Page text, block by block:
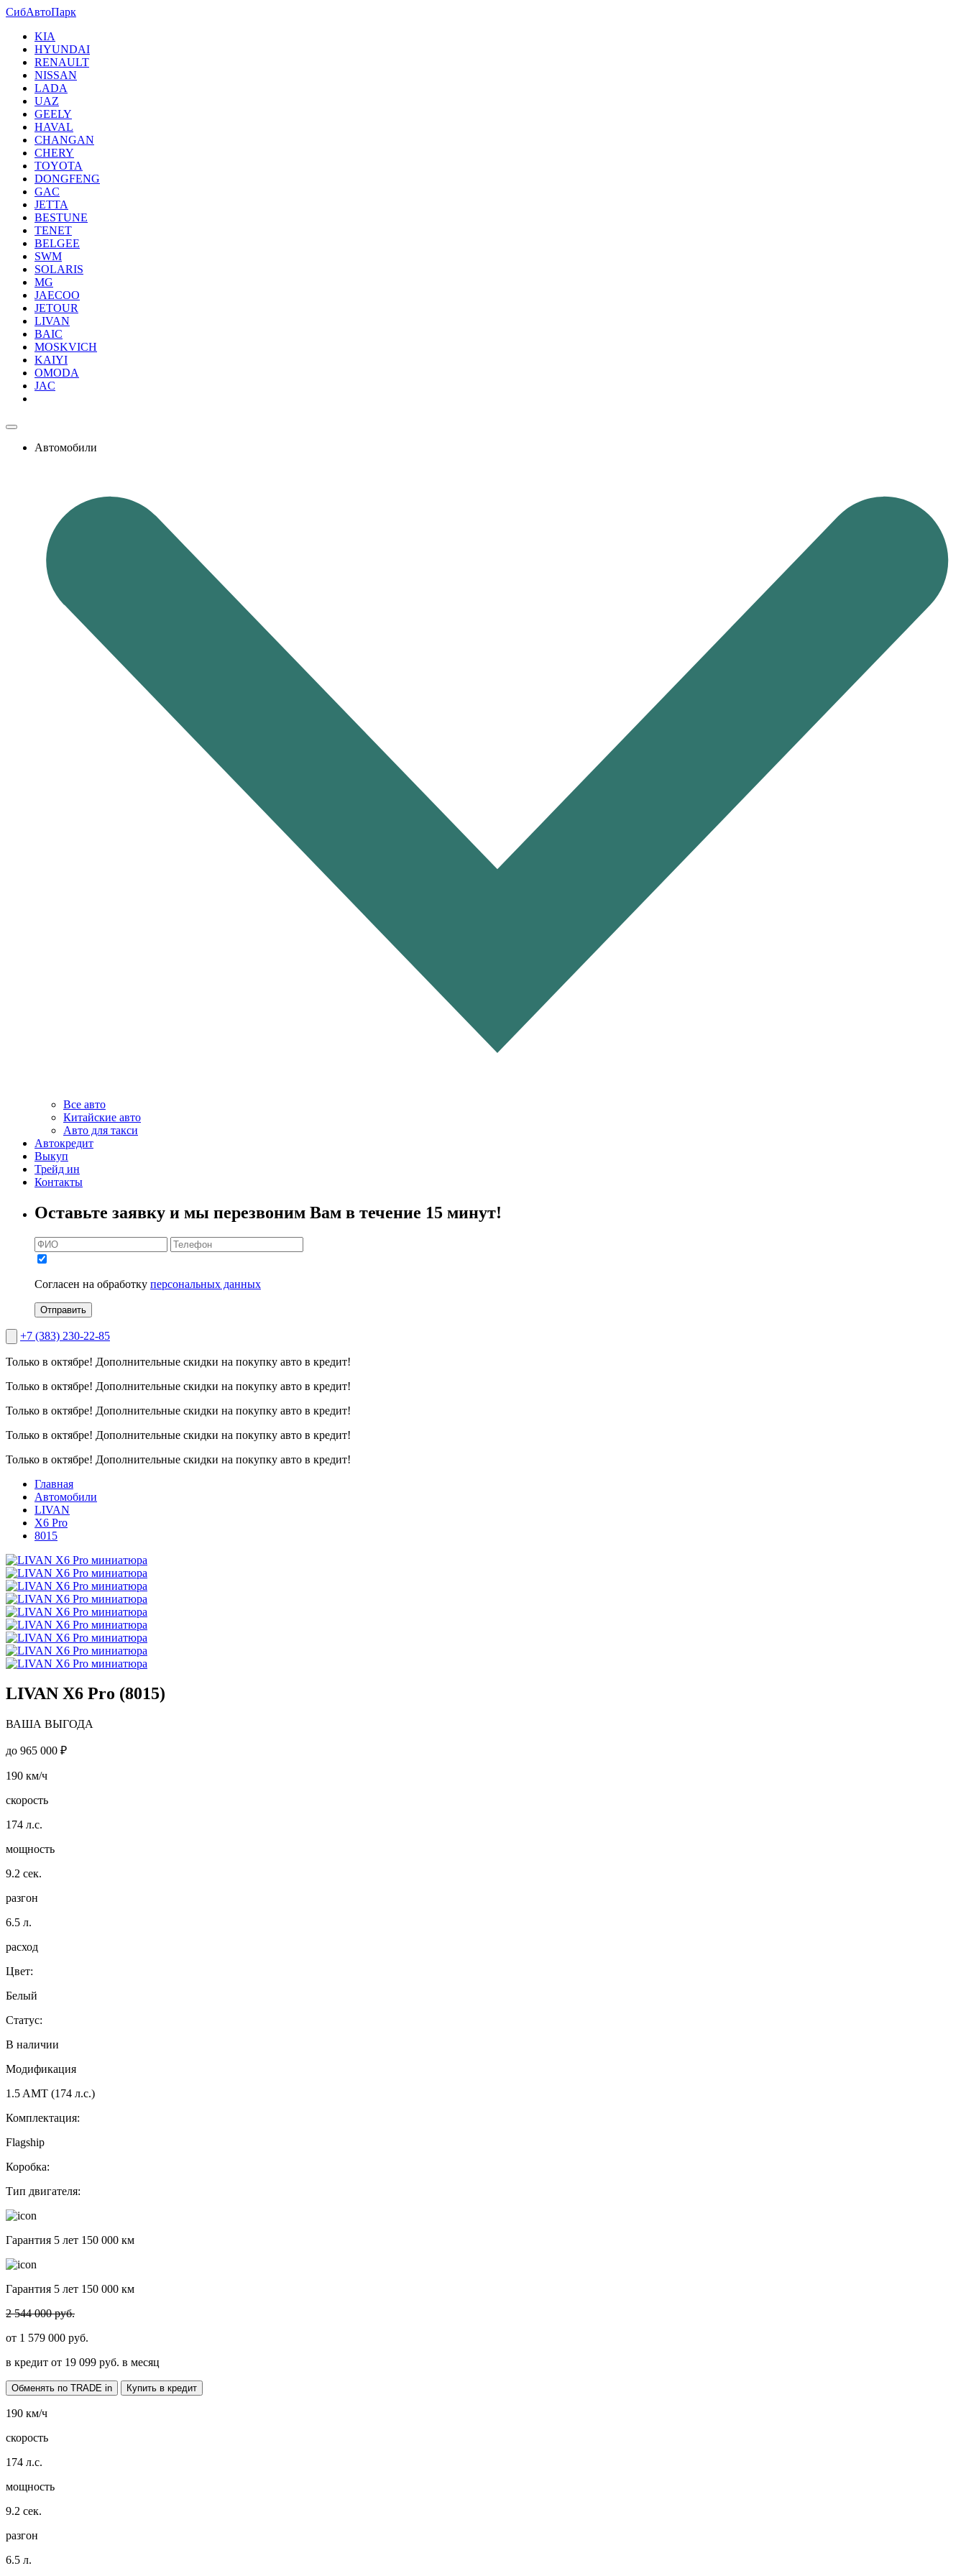
СибАвтоПарк
KIA
HYUNDAI
RENAULT
NISSAN
LADA
UAZ
GEELY
HAVAL
CHANGAN
CHERY
TOYOTA
DONGFENG
GAC
JETTA
BESTUNE
TENET
BELGEE
SWM
SOLARIS
MG
JAECOO
JETOUR
LIVAN
BAIC
MOSKVICH
KAIYI
OMODA
JAC
Автомобили
Все авто
Китайские авто
Авто для такси
Автокредит
Выкуп
Трейд ин
Контакты
Оставьте заявку и мы перезвоним Вам в течение 15 минут!
Согласен на обработку персональных данных
Отправить
+7 (383) 230-22-85
Только в октябре! Дополнительные скидки на покупку авто в кредит!
Только в октябре! Дополнительные скидки на покупку авто в кредит!
Только в октябре! Дополнительные скидки на покупку авто в кредит!
Только в октябре! Дополнительные скидки на покупку авто в кредит!
Только в октябре! Дополнительные скидки на покупку авто в кредит!
Главная
Автомобили
LIVAN
X6 Pro
8015
LIVAN X6 Pro (8015)
ВАША ВЫГОДА
до 965 000 ₽
190 км/ч
скорость
174 л.с.
мощность
9.2 сек.
разгон
6.5 л.
расход
Цвет:
Белый
Статус:
В наличии
Модификация
1.5 AMT (174 л.с.)
Комплектация:
Flagship
Коробка:
Тип двигателя:
Гарантия 5 лет 150 000 км
Гарантия 5 лет 150 000 км
2 544 000 руб.
от 1 579 000 руб.
в кредит от 19 099 руб. в месяц
Обменять по TRADE in Купить в кредит
190 км/ч
скорость
174 л.с.
мощность
9.2 сек.
разгон
6.5 л.